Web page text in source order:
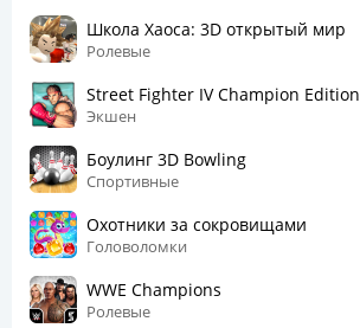
Школа Хаоса: 3D открытый мир
Ролевые
Street Fighter IV Champion Edition
Экшен
Боулинг 3D Bowling
Спортивные
Охотники за сокровищами
Головоломки
WWE Champions
Ролевые